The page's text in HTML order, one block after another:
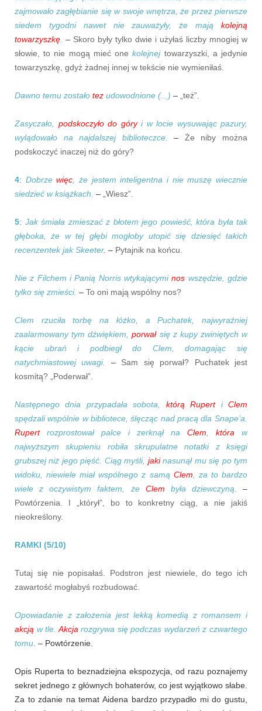
zajmowało zagłębianie się w swoje wnętrza, że przez pierwsze
siedem tygodni nawet nie zauważyły, że mają kolejną
towarzyszkę – Skoro były tylko dwie i użyłaś liczby mnogiej w
słowie, to nie mogą mieć onekolejnejtowarzyszki, a jedynie
towarzyszkę, gdyż żadnej innej w tekście nie wymieniłaś.
Dawno temu zostało tez udowodnione (...) – „też”.
Zasyczało, podskoczyło do góryi w locie wysuwając pazury,
wylądowało na najdalszej biblioteczce.
– Że niby można
podskoczyć inaczej niż do góry?
4: Dobrzewięc , że jestem inteligentna i nie muszę wiecznie
siedzieć w książkach. – „Wiesz”.
5: Jak śmiała zmieszać z błotem jego powieść, która była tak
głęboka, że w tej głębi mogłoby utopić się dziesięć takich
recenzentek jak Skeeter. – Pytajnik na końcu.
Nie z Filchem i Panią Norris wtykającyminos wszędzie, gdzie
tylko się zmieści. – To oni mają wspólny nos?
Clem rzuciła torbę na łóżko, a Puchatek, najwyraźniej
zaalarmowany tym dźwiękiem,porwał się z kupy zwiniętych w
kącie ubrań i podbiegł do Clem, domagając się
natychmiastowej uwagi.
– Sam się porwał? Puchatek jest
kosmitą? „Poderwał”.
Następnego dnia przypadała sobota, którą RupertiClem
spędzali wspólnie w bibliotece, ślęcząc nad pracą dla Snape’a.
Rupertrozprostował palce i zerknął na Clem która w
najwyższym skupieniu robiła skrupulatne notatki z księgi
grubszej niż jego pięść. Ciąg myśli, jakinasunął mu się po tym
widoku, niewiele miał wspólnego z samą Clem , za to bardzo
wiele z oczywistym faktem, że Clem była dziewczyną
–
Powtórzenia. I „którył”, bo to konkretny ciąg, a nie jakiś
nieokreślony.
RAMKI (5/10)
Tutaj się nie popisałaś. Podstron jest niewiele, do tego ich
zawartość mogłabyś rozbudować.
Opowiadanie z założenia jest lekką komedią z romansem i
akcją w tle. Akcja rozgrywa się podczas wydarzeń z czwartego
tomu – Powtórzenie.
Opis Ruperta to beznadziejna ekspozycja, od razu poznajemy
sekret jednego z głównych bohaterów, co jest wyjątkowo słabe.
Za to zdanie na temat Aidena bardzo przypadło mi do gustu,